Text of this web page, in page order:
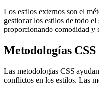
Los estilos externos son el
gestionar los estilos de todo
proporcionando comodidad y
Metodologías CSS
Las metodologías CSS
conflictos en los estilos. Las